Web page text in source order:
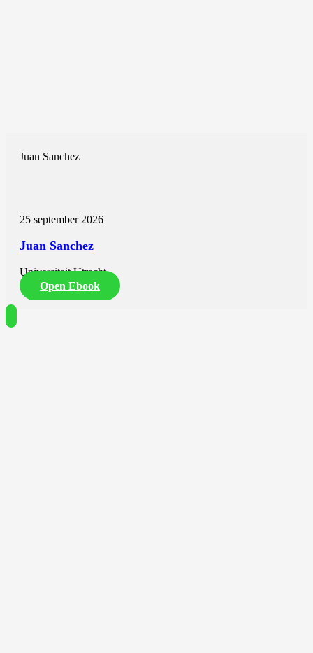
Juan Sanchez
25 september 2026
Juan Sanchez
Universiteit Utrecht
Open Ebook